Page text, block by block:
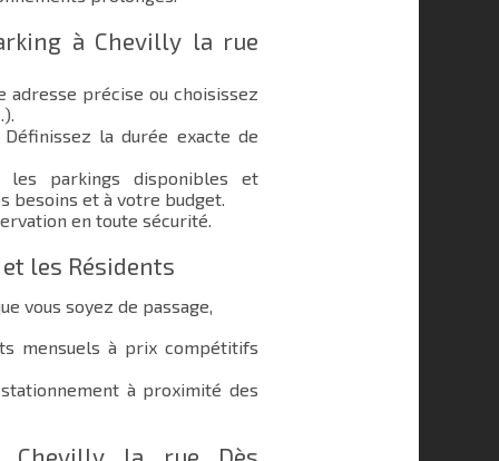
à Chevilly la rue
adresse précise ou choisissez
la durée exacte de
les parkings disponibles et
besoins et à votre budget.
en toute sécurité.
les Résidents
vous soyez de passage,
mensuels à prix compétitifs
à proximité des